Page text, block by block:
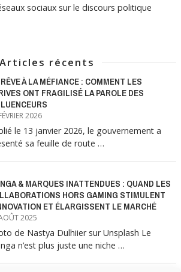
sociaux sur le discours politique
Articles récents
À LA MÉFIANCE : COMMENT LES
ONT FRAGILISÉ LA PAROLE DES
2026
le 13 janvier 2026, le gouvernement a
sa feuille de route …
& MARQUES INATTENDUES : QUAND LES
HORS GAMING STIMULENT
ET ÉLARGISSENT LE MARCHÉ
2025
de Nastya Dulhiier sur Unsplash Le
n’est plus juste une niche …